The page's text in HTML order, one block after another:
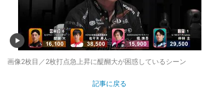
画像2枚目／2枚打点急上昇に醍醐大が困惑しているシーン
記事に戻る